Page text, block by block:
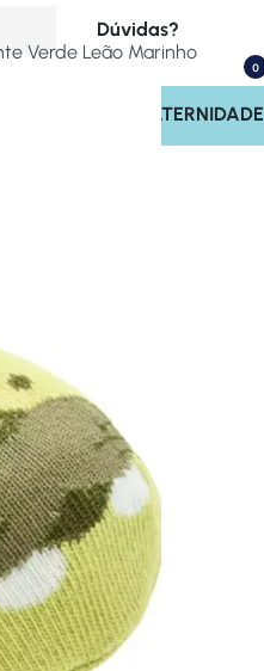
Dúvidas?
(17) 99713-4221
0
SAÍDA MATERNIDADE
Verde Leão Marinho